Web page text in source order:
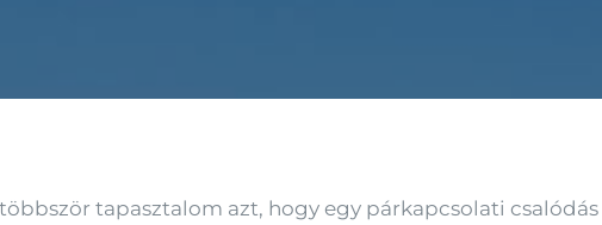
tapasztalom azt, hogy egy párkapcsolati